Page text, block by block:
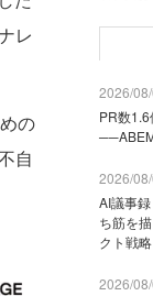
レ
の
自
2026/
PR数
2026/
AI議事
ち筋を
クト戦略
2026/